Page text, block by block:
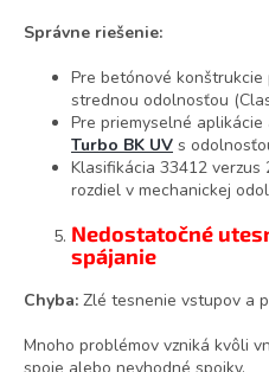
Správne riešenie:
Pre betónové konštrukcie
strednou odolnosťou
Pre priemyselné
Turbo BK UV s
Klasifikácia 33412 verzus
rozdiel v mechanickej
Nedostatočné
spájanie
Chyba: Zlé tesnenie vstupov a
Mnoho problémov vzniká kvôli